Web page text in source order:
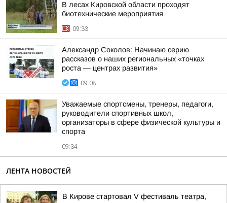
В лесах Кировской области проходят
биотехнические мероприятия
09:33
Александр Соколов: Начинаю серию
рассказов о наших региональных «точках
роста — центрах развития»
09:08
Уважаемые спортсмены, тренеры, педагоги,
руководители спортивных школ,
организаторы в сфере физической культуры и
спорта
09:34
ЛЕНТА НОВОСТЕЙ
В Кирове стартовал V фестиваль театра,